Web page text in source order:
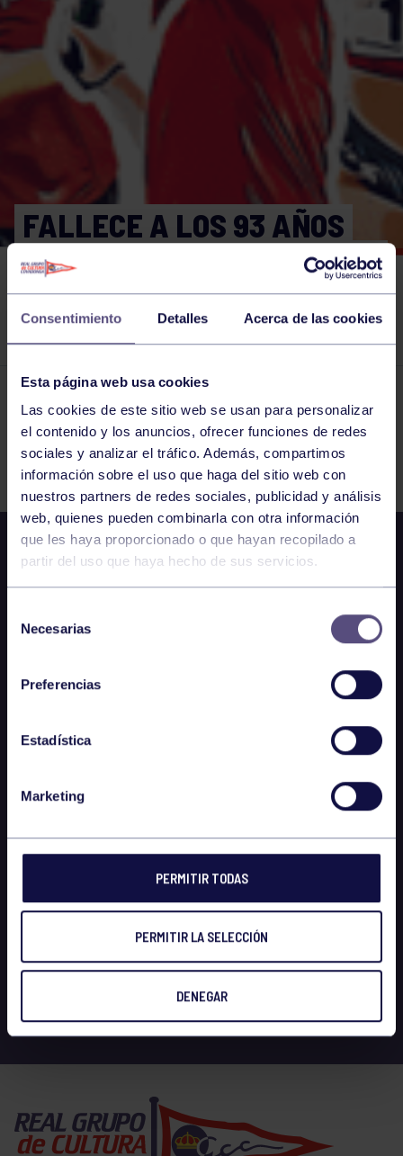
Consentimiento Detalles Acerca de las cookies
Esta página web usa cookies
Las cookies de este sitio web se usan para personalizar
el contenido y los anuncios, ofrecer funciones de redes
sociales y analizar el tráfico. Además, compartimos
información sobre el uso que haga del sitio web con
nuestros partners de redes sociales, publicidad y análisis
web, quienes pueden combinarla con otra información
que les haya proporcionado o que hayan recopilado a
partir del uso que haya hecho de sus servicios.
Necesarias
Preferencias
Estadística
Marketing
PERMITIR TODAS
PERMITIR LA SELECCIÓN
DENEGAR
FALLECE A LOS 93 AÑOS
ANGEL CADAVIECO MEANA,
FUNDADOS DE ALMACENES
DELCA
El grupo en prensa 16 DIC 2021
Comparte